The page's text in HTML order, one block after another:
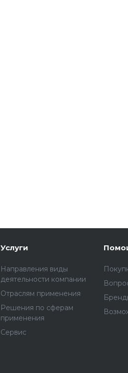
Услуги
Направления виды
деятельности компании
Отраслям применения
Решения по сферам
применения
Сервис